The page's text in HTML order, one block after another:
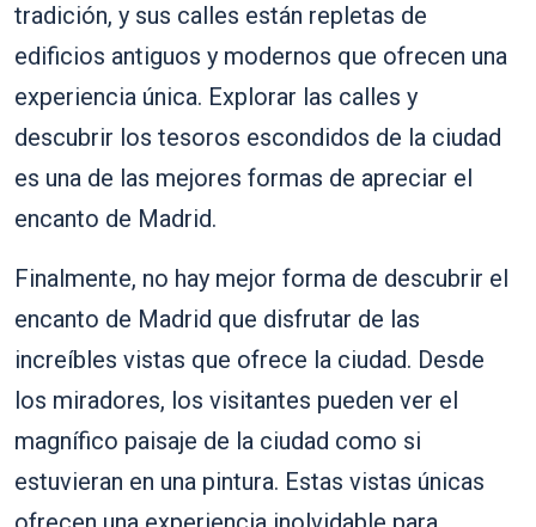
tradición, y sus calles están repletas de
edificios antiguos y modernos que ofrecen una
experiencia única. Explorar las calles y
descubrir los tesoros escondidos de la ciudad
es una de las mejores formas de apreciar el
encanto de Madrid.
Finalmente, no hay mejor forma de descubrir el
encanto de Madrid que disfrutar de las
increíbles vistas que ofrece la ciudad. Desde
los miradores, los visitantes pueden ver el
magnífico paisaje de la ciudad como si
estuvieran en una pintura. Estas vistas únicas